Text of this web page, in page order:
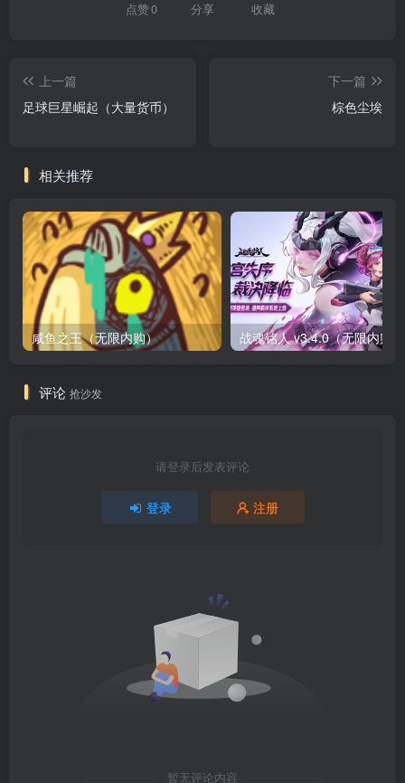
点赞0 分享 收藏
上一篇
足球巨星崛起（大量货币）
下一篇
棕色尘埃
相关推荐
咸鱼之王（无限内购）
评论 抢沙发
请登录后发表评论
登录 注册
暂无评论内容